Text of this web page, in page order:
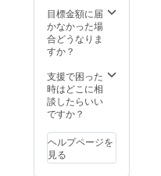
目標金額に届
かなかった場
合どうなりま
すか？
支援で困った
時はどこに相
談したらいい
ですか？
ヘルプページを
見る